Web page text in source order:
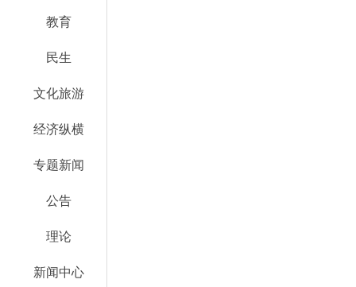
教育
民生
文化旅游
经济纵横
专题新闻
公告
理论
新闻中心